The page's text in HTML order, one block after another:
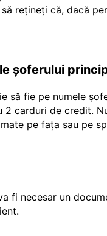
rețineți că, dacă
șoferului
fie pe numele
carduri de credit.
pe fața sau pe
fi necesar un